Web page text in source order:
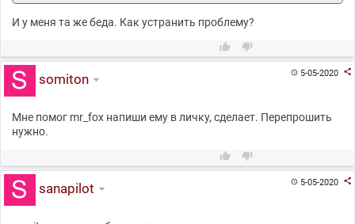
И у меня та же беда. Как устранить проблему?
 
5-05-2020 
somiton
Мне помог mr_fox напиши ему в личку, сделает. Перепрошить
нужно.
 
5-05-2020 
sanapilot